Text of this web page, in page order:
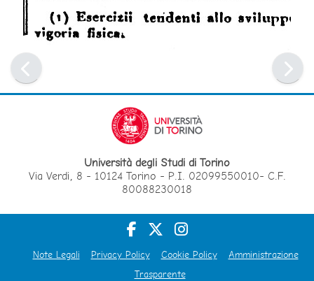
Università degli Studi di Torino
Via Verdi, 8 - 10124 Torino - P.I. 02099550010- C.F.
80088230018
Note Legali Privacy Policy Cookie Policy
Amministrazione
Trasparente